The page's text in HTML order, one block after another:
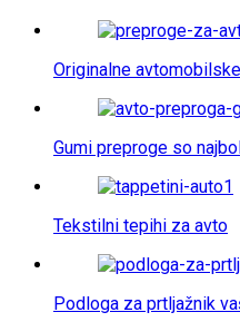
Originalne
Gumi preproge so
Tekstilni tepihi za avto
Podloga za prtljažnik